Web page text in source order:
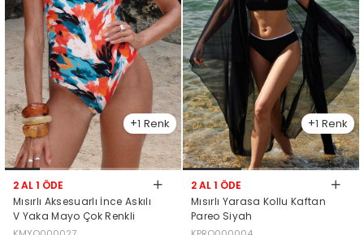
1
2 AL 1 ÖDE
Mısırlı Aksesuarlı İnce Askılı
V Yaka Mayo Çok Renkli
1
2 AL 1 ÖDE
Mısırlı Yarasa Kollu Kaftan
Pareo Siyah